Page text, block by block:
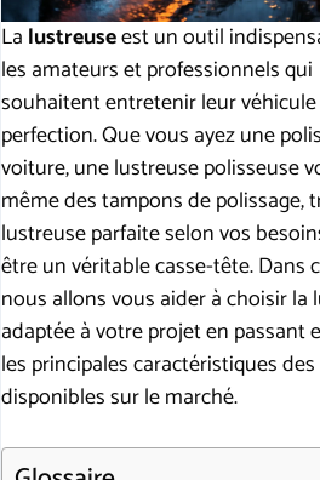
La lustreuseest un outil
les amateurs et professionnels qui
souhaitent entretenir leur véhicule
perfection. Que vous ayez une
voiture, une lustreuse polisseuse
même des tampons de polissage,
lustreuse parfaite selon vos
être un véritable casse-tête. Dans
nous allons vous aider à choisir la
adaptée à votre projet en passant
les principales caractéristiques
disponibles sur le marché.